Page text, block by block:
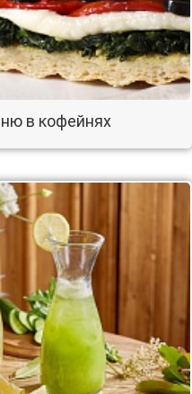
в кофейнях